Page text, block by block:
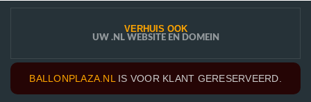
VERHUIS OOK
UW .NL WEBSITE EN DOMEIN
BALLONPLAZA.NL IS VOOR KLANT GERESERVEERD.